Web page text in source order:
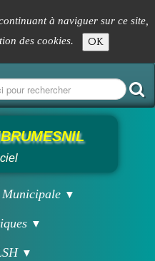
à naviguer sur ce site,
des cookies.
OK
Municipale ▼
▼
▼